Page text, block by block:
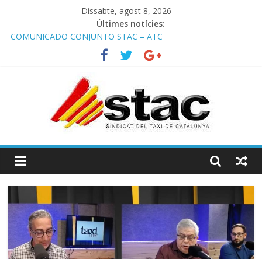
Dissabte, agost 8, 2026
Últimes notícies:
COMUNICADO CONJUNTO STAC – ATC
Comunicado STAC/ ATC de la reunión con los Mossos d
‘Esquadra del aeropuerto de Barcelona.
Programa de Radio TAXI LIBRE 29.07.2026 en COOLTURA FM.
STAC/ATC SOLICITAN TAULA TÈCNICA PARA MEJORAR LA
OPERATIVA DE ENTRADA EN EL PUERTO DE BARCELONA.
Programa de Radio TAXI LIBRE 22.07.2026 en COOLTURA FM.